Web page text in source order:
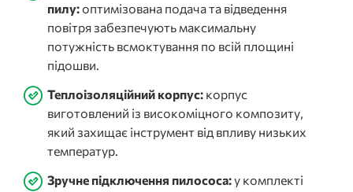
пилу:оптимізована подача та відведення
повітря забезпечують максимальну
потужність всмоктування по всій площині
підошви.
Теплоізоляційний корпус: корпус
виготовлений із високоміцного композиту,
який захищає інструмент від впливу низьких
температур.
Зручне підключення пилососа:у комплекті